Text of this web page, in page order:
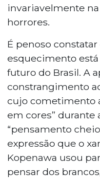
invariavelmente
horrores.
É penoso
esquecimento
futuro do Brasil. A
constrangimento
cujo cometimento
em cores” durante
“pensamento
expressão que o
Kopenawa usou
pensar dos